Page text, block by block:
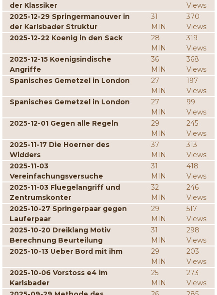
der Klassiker
Views
2025-12-29 Springermanouver in
der Karlsbader Struktur
31
MIN
370
Views
2025-12-22 Koenig in den Sack
28
MIN
319
Views
2025-12-15 Koenigsindische
Angriffe
36
MIN
368
Views
Spanisches Gemetzel in London
27
MIN
197
Views
Spanisches Gemetzel in London
27
MIN
99
Views
2025-12-01 Gegen alle Regeln
29
MIN
245
Views
2025-11-17 Die Hoerner des
Widders
37
MIN
313
Views
2025-11-03
Vereinfachungsversuche
31
MIN
418
Views
2025-11-03 Fluegelangriff und
Zentrumskonter
32
MIN
246
Views
2025-10-27 Springerpaar gegen
Lauferpaar
29
MIN
517
Views
2025-10-20 Dreiklang Motiv
Berechnung Beurteilung
31
MIN
298
Views
2025-10-13 Ueber Bord mit ihm
29
MIN
203
Views
2025-10-06 Vorstoss e4 im
Karlsbader
25
MIN
273
Views